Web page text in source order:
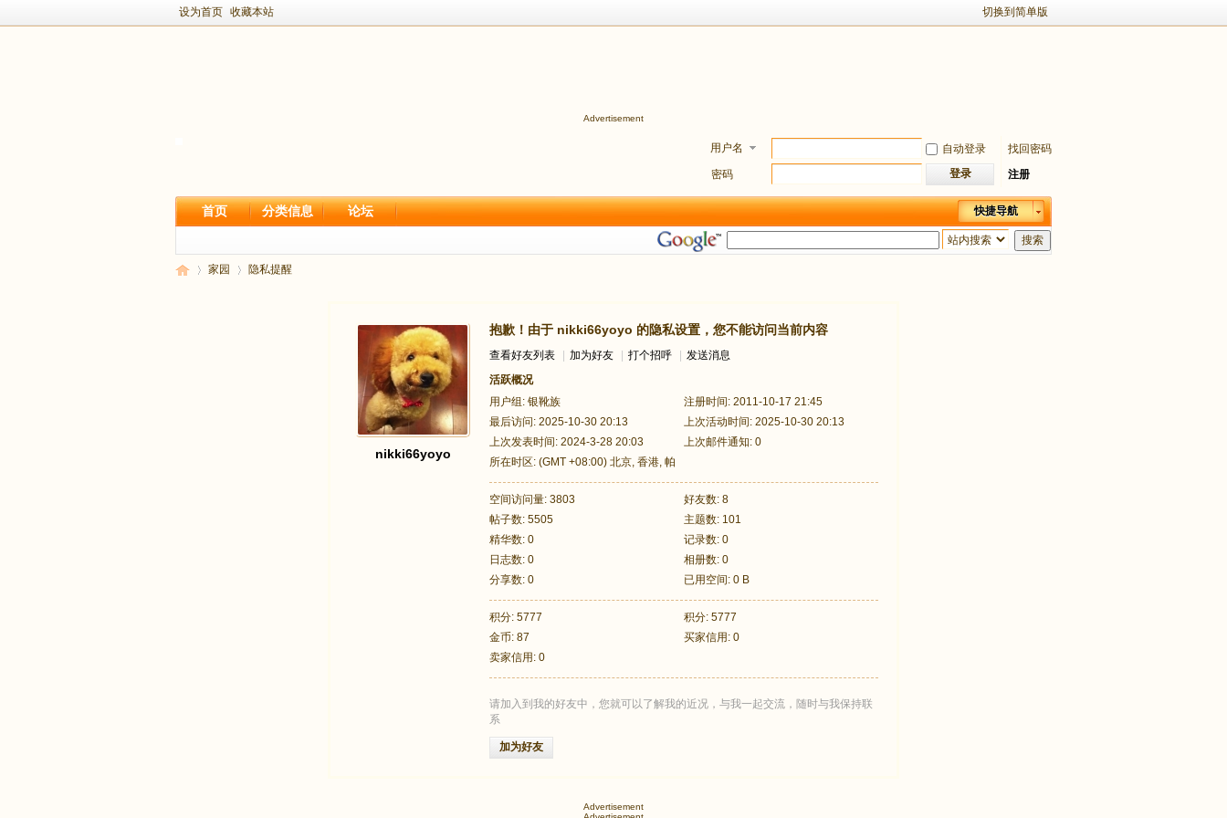
设为首页 收藏本站 切换到简单版
Advertisement
用户名 自动登录
找回密码
密码
登录 注册
快捷导航
首页 分类信息 论坛
搜索
家园 隐私提醒
nikki66yoyo
抱歉！由于 nikki66yoyo 的隐私设置，您不能访问当前内容
查看好友列表 加为好友 打个招呼
发送消息
活跃概况
用户组: 银靴族
注册时间: 2011-10-17 21:45
最后访问: 2025-10-30 20:13
上次活动时间: 2025-10-30 20:13
上次发表时间: 2024-3-28 20:03
上次邮件通知: 0
所在时区: (GMT +08:00) 北京, 香港, 帕
空间访问量: 3803
好友数: 8
帖子数: 5505
主题数: 101
精华数: 0
记录数: 0
日志数: 0
相册数: 0
分享数: 0
已用空间: 0 B
积分: 5777
积分: 5777
金币: 87
买家信用: 0
卖家信用: 0
请加入到我的好友中，您就可以了解我的近况，与我一起交流，随时与我保持联
系
加为好友
Advertisement